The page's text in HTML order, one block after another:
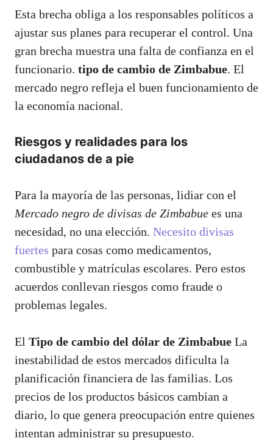
Esta brecha obliga a los responsables políticos a
ajustar sus planes para recuperar el control. Una
gran brecha muestra una falta de confianza en el
funcionario. tipo de cambio de Zimbabue. El
mercado negro refleja el buen funcionamiento de
la economía nacional.
Riesgos y realidades para los
ciudadanos de a pie
Para la mayoría de las personas, lidiar con el
Mercado negro de divisas de Zimbabue es una
necesidad, no una elección. Necesito divisas
fuertes para cosas como medicamentos,
combustible y matrículas escolares. Pero estos
acuerdos conllevan riesgos como fraude o
problemas legales.
El Tipo de cambio del dólar de Zimbabue La
inestabilidad de estos mercados dificulta la
planificación financiera de las familias. Los
precios de los productos básicos cambian a
diario, lo que genera preocupación entre quienes
intentan administrar su presupuesto.